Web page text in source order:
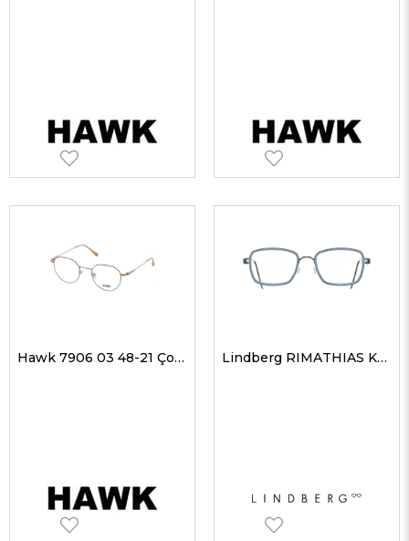
Hawk 7906 03 48-21 Çocuk Optik Gözlükler Lindberg RIMATHIAS K159U13 46 Çocuk Optik Gözlükler